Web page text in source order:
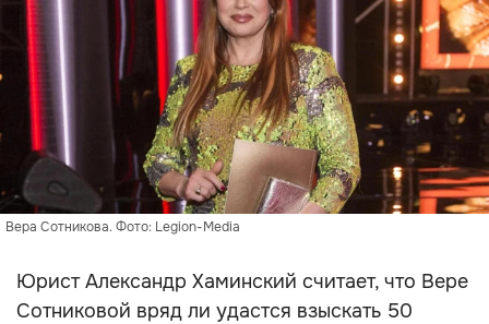
Вера Сотникова. Фото: Legion-Media
Юрист Александр Хаминский считает, что Вере
Сотниковой вряд ли удастся взыскать 50